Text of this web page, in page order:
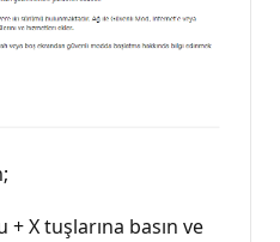
X tuşlarına basın ve